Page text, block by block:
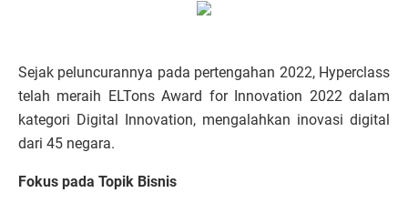
Sejak peluncurannya pada pertengahan 2022, Hyperclass
telah meraih ELTons Award for Innovation 2022 dalam
kategori Digital Innovation, mengalahkan inovasi digital
dari 45 negara.
Fokus pada Topik Bisnis